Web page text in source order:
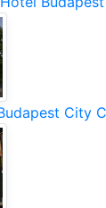
City